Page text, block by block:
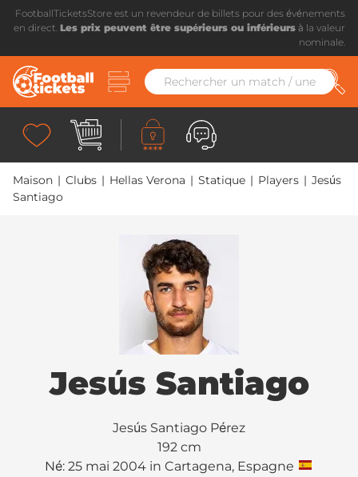
FootballTicketsStore est un revendeur de billets pour des événements
en direct. Les prix peuvent être supérieurs ou inférieurs à la valeur
nominale.
Maison | Clubs | Hellas Verona | Statique | Players | Jesús
Santiago
Jesús Santiago
Jesús Santiago Pérez
192 cm
Né: 25 mai 2004 in Cartagena, Espagne